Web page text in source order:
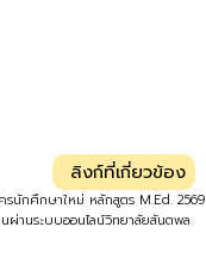
ลิงก์ที่เกี่ยวข้อง
รนักศึกษาใหม่ หลักสูตร M.Ed. 2569
ผ่านระบบออนไลน์วิทยาลัยสันตพล